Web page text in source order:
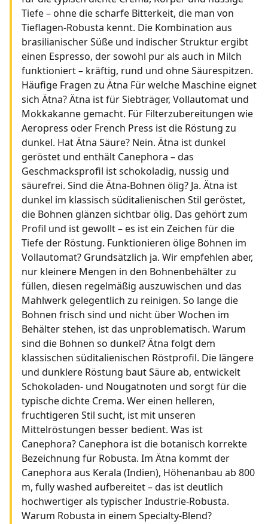
Tiefe – ohne die scharfe Bitterkeit, die man von
Tieflagen-Robusta kennt. Die Kombination aus
brasilianischer Süße und indischer Struktur ergibt
einen Espresso, der sowohl pur als auch in Milch
funktioniert – kräftig, rund und ohne Säurespitzen.
Häufige Fragen zu Ätna Für welche Maschine eignet
sich Ätna? Ätna ist für Siebträger, Vollautomat und
Mokkakanne gemacht. Für Filterzubereitungen wie
Aeropress oder French Press ist die Röstung zu
dunkel. Hat Ätna Säure? Nein. Ätna ist dunkel
geröstet und enthält Canephora – das
Geschmacksprofil ist schokoladig, nussig und
säurefrei. Sind die Ätna-Bohnen ölig? Ja. Ätna ist
dunkel im klassisch süditalienischen Stil geröstet,
die Bohnen glänzen sichtbar ölig. Das gehört zum
Profil und ist gewollt – es ist ein Zeichen für die
Tiefe der Röstung. Funktionieren ölige Bohnen im
Vollautomat? Grundsätzlich ja. Wir empfehlen aber,
nur kleinere Mengen in den Bohnenbehälter zu
füllen, diesen regelmäßig auszuwischen und das
Mahlwerk gelegentlich zu reinigen. So lange die
Bohnen frisch sind und nicht über Wochen im
Behälter stehen, ist das unproblematisch. Warum
sind die Bohnen so dunkel? Ätna folgt dem
klassischen süditalienischen Röstprofil. Die längere
und dunklere Röstung baut Säure ab, entwickelt
Schokoladen- und Nougatnoten und sorgt für die
typische dichte Crema. Wer einen helleren,
fruchtigeren Stil sucht, ist mit unseren
Mittelröstungen besser bedient. Was ist
Canephora? Canephora ist die botanisch korrekte
Bezeichnung für Robusta. Im Ätna kommt der
Canephora aus Kerala (Indien), Höhenanbau ab 800
m, fully washed aufbereitet – das ist deutlich
hochwertiger als typischer Industrie-Robusta.
Warum Robusta in einem Specialty-Blend?